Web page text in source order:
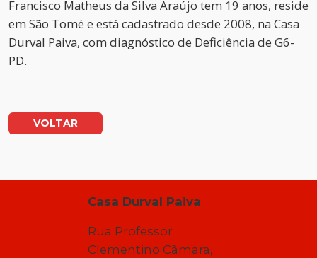
Francisco Matheus da Silva Araújo tem 19 anos, reside
em São Tomé e está cadastrado desde 2008, na Casa
Durval Paiva, com diagnóstico de Deficiência de G6-
PD.
VOLTAR
Casa Durval Paiva
Rua Professor
Clementino Câmara,